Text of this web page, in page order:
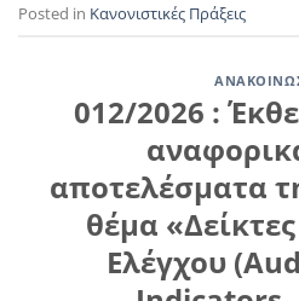
Posted in Κανονιστικές Πράξεις
012/2026 :
αποτελέσματα
θέμα
Ελέγχου